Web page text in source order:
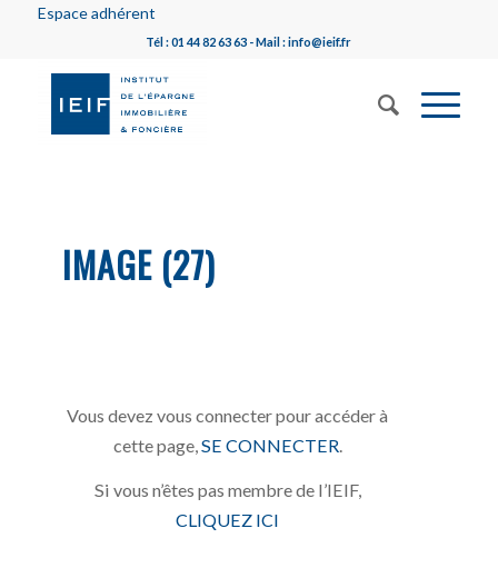
Espace adhérent
Tél : 01 44 82 63 63 - Mail : info@ieif.fr
IMAGE (27)
Vous devez vous connecter pour accéder à
cette page, SE CONNECTER
Si vous n’êtes pas membre de l’IEIF,
CLIQUEZ ICI